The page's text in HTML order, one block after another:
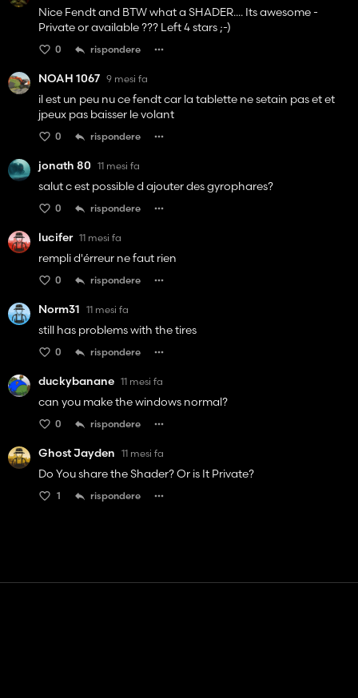
Nice Fendt and BTW what a SHADER.... Its awesome -
Private or available ??? Left 4 stars ;-)
0 rispondere
NOAH 1067 9 mesi fa
il est un peu nu ce fendt car la tablette ne setain pas et et
jpeux pas baisser le volant
0 rispondere
jonath 80 11 mesi fa
salut c est possible d ajouter des gyrophares?
0 rispondere
lucifer 11 mesi fa
rempli d'érreur ne faut rien
0 rispondere
Norm31 11 mesi fa
still has problems with the tires
0 rispondere
duckybanane 11 mesi fa
can you make the windows normal?
0 rispondere
Ghost Jayden 11 mesi fa
Do You share the Shader? Or is It Private?
1 rispondere